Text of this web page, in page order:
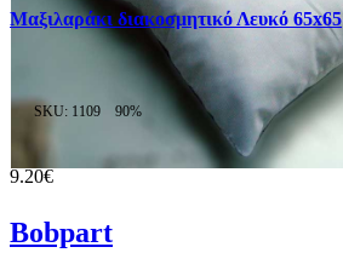
Μαξιλαράκι διακοσμητικό Λευκό 65x65
SKU: 1109 90%
9.20€
Bobpart